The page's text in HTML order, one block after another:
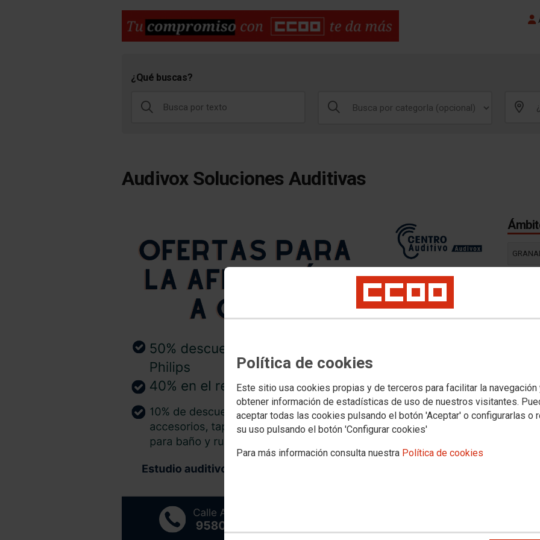
Política de cookies
Este sitio usa cookies propias y de terceros para facilitar la navegación
obtener información de estadísticas de uso de nuestros visitantes.
aceptar todas las cookies pulsando el botón 'Aceptar' o configurarlas o
su uso pulsando el botón 'Configurar cookies'
Para más información consulta nuestra Política de cookies
¿Qué buscas?
Audivox Soluciones Auditivas
oído